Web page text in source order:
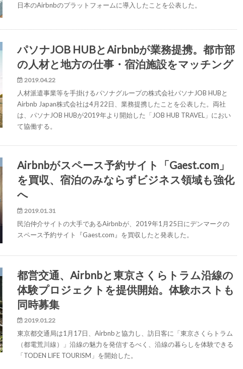
日本のAirbnbのプラットフォームに導入したことを公表した。
パソナJOB HUBとAirbnbが業務提携。都市部
の人材と地方の仕事・宿泊施設をマッチング
2019.04.22
人材派遣事業等を手掛けるパソナグループの株式会社パソナJOB HUBと
Airbnb Japan株式会社は4月22日、業務提携したことを公表した。両社
は、パソナJOB HUBが2019年より開始した「JOB HUB TRAVEL」におい
て協働する。
Airbnbがスペース予約サイト「Gaest.com」
を買収、宿泊のみならずビジネス領域も強化
へ
2019.01.31
民泊仲介サイトの大手であるAirbnbが、2019年1月25日にデンマークの
スペース予約サイト『Gaest.com』を買収したと発表した。
都営交通、Airbnbと東京さくらトラム沿線の
体験プロジェクトを提供開始。体験ホストも
同時募集
2019.01.22
東京都交通局は1月17日、Airbnbと協力し、訪日客に「東京さくらトラム
（都電荒川線）」沿線の魅力を発信するべく、沿線の暮らしを体験できる
「TODEN LIFE TOURISM」を開始した。